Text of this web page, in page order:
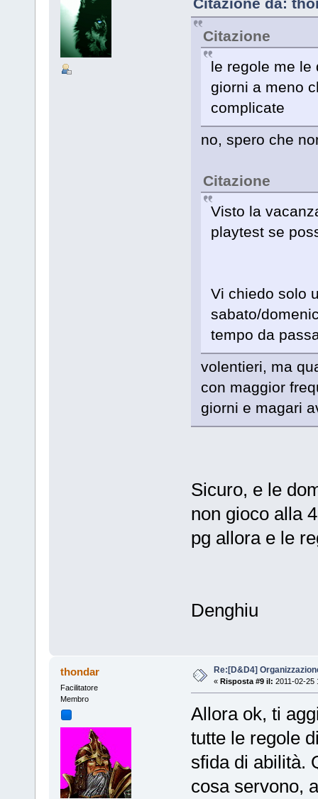
Citazione
le regole me le
giorni a meno
complicate
no, spero che
Citazione
Visto la
playtest se
Vi chiedo solo
sabato/
tempo da
volentieri, ma
con maggior
giorni e magari
Sicuro, e le
non gioco alla
pg allora e le
Denghiu
thondar
Facilitatore
Membro
Re:[D&D4]
« Risposta #9 il: 2011-02-25
Allora ok, ti
tutte le regole
sfida di abilità.
cosa servono,